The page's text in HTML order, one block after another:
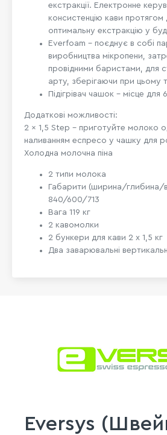
екстракції. Електронне
консистенцію кави
оптимальну екстракцію у
Everfoam - поєднує в собі
виробництва мікропени,
провідними баристами, для
арту, зберігаючи при цьому
Підігрівач чашок – місце
Додаткові можливості:
2 x 1,5 Step – приготуйте молоко
наливанням еспресо у чашку для
Холодна молочна піна
2 типи молока
Габарити (ширина/глибина/
840/600/713
Вага 119 кг
2 кавомолки
2 бункери для кави 2 x 1,5 кг
Два заварювальні
Eversys